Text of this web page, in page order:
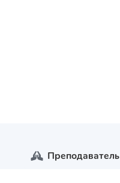
Преподаватель